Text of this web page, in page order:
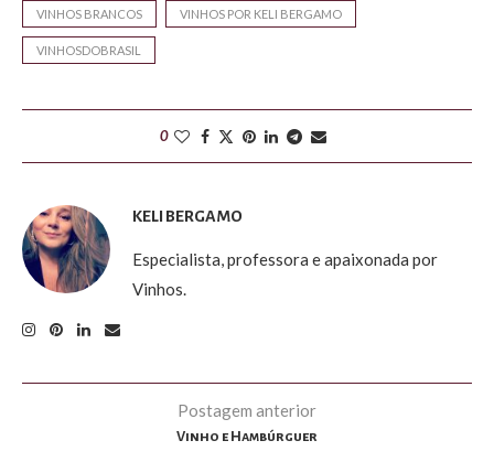
VINHOS BRANCOS VINHOS POR KELI BERGAMO
VINHOSDOBRASIL
0
KELI BERGAMO
Especialista, professora e apaixonada por
Vinhos.
Postagem anterior
Vinho e Hambúrguer